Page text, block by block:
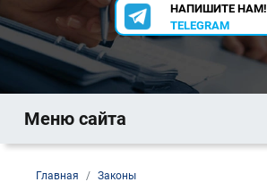
НАПИШИТЕ НАМ!
TELEGRAM
Меню сайта
Главная
Законы